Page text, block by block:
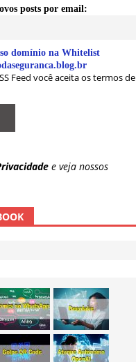
posts por email:
domínio na Whitelist
Feed você aceita os termos de
e veja nossos